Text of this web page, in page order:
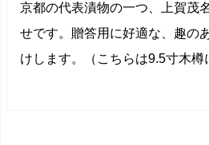
京都の代表漬物の一つ、上賀茂
せです。贈答用に好適な、趣の
けします。（こちらは9.5寸木樽